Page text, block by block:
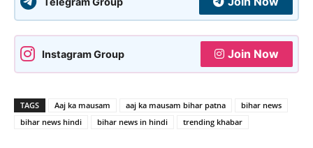
Instagram Group Join Now
TAGS Aaj ka mausam aaj ka mausam bihar patna
bihar news
bihar news hindi
bihar news in hindi trending khabar